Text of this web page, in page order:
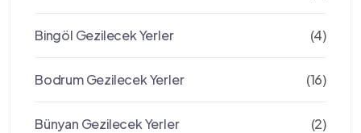
Bingöl Gezilecek Yerler (4)
Bodrum Gezilecek Yerler (16)
Bünyan Gezilecek Yerler (2)